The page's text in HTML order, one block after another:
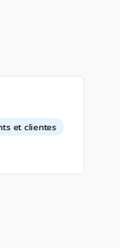
et clientes